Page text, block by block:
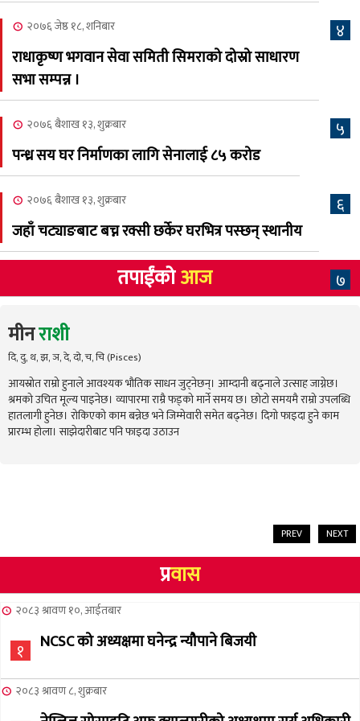
८
अस्मिताको बेजोड प्रस्तुती रहने
४
२०७६ जेष्ठ १८, शनिबार
राधाकृष्ण भगवान सेवा समिती सिमराको दोस्रो साधारण
सभा सम्पन्न ।
५
२०७६ बैशाख १३, शुक्रबार
पन्ध्र सय घर निर्माणका लागि सेनालाई ८५ करोड
६
२०७६ बैशाख १३, शुक्रबार
जहाँ चट्याङबाट बच्न रक्सी छर्केर घरभित्र पस्छन् स्थानीय
७
तपाईंकोआज
मीनराशी
दि, दु, थ, झ, ञ, दे, दो, च, चि (Pisces)
आयस्रोत राम्रो हुनाले आवश्यक भौतिक साधन जुट्नेछन्। आम्दानी बढ्नाले उत्साह जाग्नेछ।
श्रमको उचित मूल्य पाइनेछ। व्यापारमा राम्रै फड्को मार्ने समय छ। छोटो समयमै राम्रो उपलब्धि
हातलागी हुनेछ। रोकिएको काम बन्नेछ भने जिम्मेवारी समेत बढ्नेछ। दिगो फाइदा हुने काम
प्रारम्भ होला। साझेदारीबाट पनि फाइदा उठाउन
PREV NEXT
प्रवास
२०८३ श्रावण १०, आईतबार
१ NCSC को अध्यक्षमा घनेन्द्र न्यौपाने बिजयी
२०८३ श्रावण ८, शुक्रबार